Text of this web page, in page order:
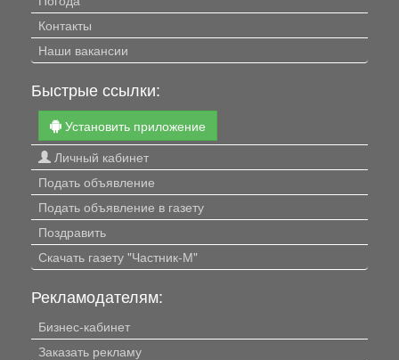
Контакты
Наши вакансии
Быстрые ссылки:
Установить приложение
Личный кабинет
Подать объявление
Подать объявление в газету
Поздравить
Скачать газету "Частник-М"
Рекламодателям:
Бизнес-кабинет
Заказать рекламу